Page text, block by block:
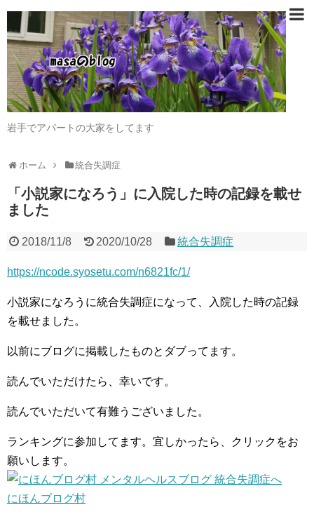
岩手でアパートの大家をしてます
ホーム 統合失調症
「小説家になろう」に入院した時の記録を載せ
ました
2018/11/8 2020/10/28 統合失調症
https://ncode.syosetu.com/n6821fc/1/
小説家になろうに統合失調症になって、入院した時の記録
を載せました。
以前にブログに掲載したものとダブってます。
読んでいただけたら、幸いです。
読んでいただいて有難うございました。
ランキングに参加してます。宜しかったら、クリックをお
願いします。
にほんブログ村